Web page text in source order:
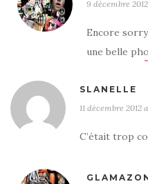
9 décembre
Encore sorry
une belle
SLANELLE
11 décembre 2012
C’était trop